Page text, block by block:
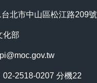
北市中山區松江路209號
化部
02-2518-0207 分機22